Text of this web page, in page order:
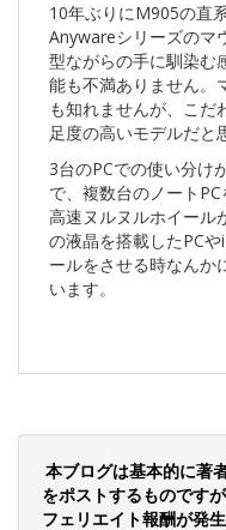
10年ぶりにM905の直
Anywareシリーズのマ
型ながらの手に馴染む
能も不満ありません。
も知れませんが、こだ
足度の高いモデルだと
3台のPCでの使い分け
で、複数台のノート
高速ヌルヌルホイール
の液晶を搭載したPC
ールをさせる時なんか
います。
本ブログは基本的に著
をポストするものです
フェリエイト報酬が発